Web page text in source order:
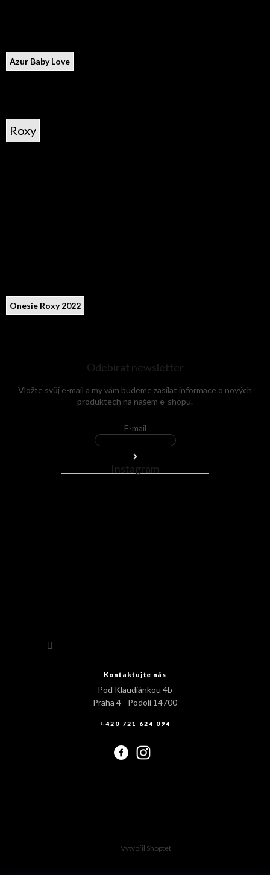
Azur Baby Love
Roxy
Onesie Roxy 2022
Odebírat newsletter
Vložte svůj e-mail a my vám budeme zasílat informace o nových
produktech na našem e-shopu.
E-mail
Instagram
Kontaktujte nás
Pod Klaudiánkou 4b
Praha 4 - Podolí 14700
+420 721 624 094
Vytvořil Shoptet